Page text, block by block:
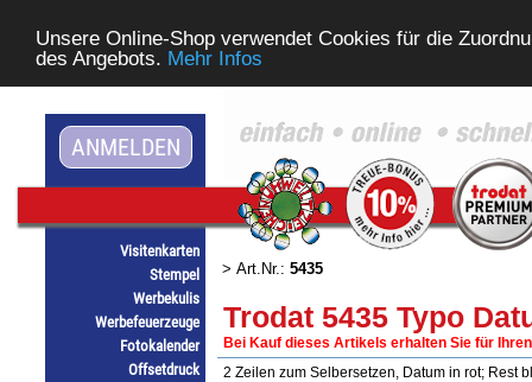
Unsere Online-Shop verwendet Cookies für die
des Angebots. Mehr Infos
ANMELDEN
Visitenkarten
Stempel
Werbekulis
Werbefeuerzeuge
Fotokalender
Offsetdruck
> Art.Nr.: 5435
Trodat 5435 Typo
Bei Kauf dieses Artikels erhalten Sie für
2 Zeilen zum Selbersetzen, Datum in rot; Rest